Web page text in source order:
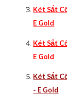
Két Sắt
E Gold
Két Sắt
E Gold
Két Sắt
- E Gold